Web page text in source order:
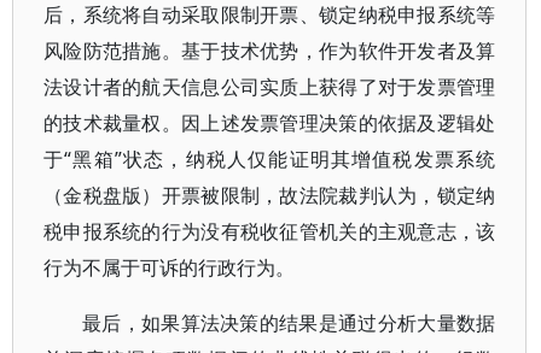
后，系统将自动采取限制开票、锁定纳税申报系统等
风险防范措施。基于技术优势，作为软件开发者及算
法设计者的航天信息公司实质上获得了对于发票管理
的技术裁量权。因上述发票管理决策的依据及逻辑处
于“黑箱”状态，纳税人仅能证明其增值税发票系统
（金税盘版）开票被限制，故法院裁判认为，锁定纳
税申报系统的行为没有税收征管机关的主观意志，该
行为不属于可诉的行政行为。
最后，如果算法决策的结果是通过分析大量数据